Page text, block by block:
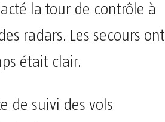
la tour de contrôle à
radars. Les secours ont
était clair.
de suivi des vols